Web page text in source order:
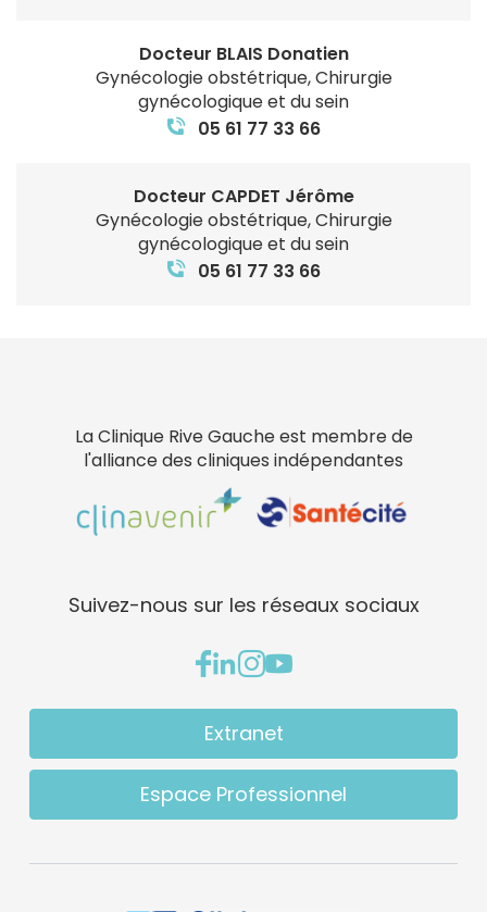
Docteur BLAIS Donatien
Gynécologie obstétrique, Chirurgie
gynécologique et du sein
05 61 77 33 66
Docteur CAPDET Jérôme
Gynécologie obstétrique, Chirurgie
gynécologique et du sein
05 61 77 33 66
La Clinique Rive Gauche est membre de
l'alliance des cliniques indépendantes
Suivez-nous sur les réseaux sociaux
Extranet
Espace Professionnel